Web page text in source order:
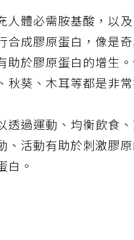
體必需胺基酸，以
成膠原蛋白，像是
於膠原蛋白的增生。
葵、木耳等都是非常
過運動、均衡飲食、
活動有助於刺激膠
。